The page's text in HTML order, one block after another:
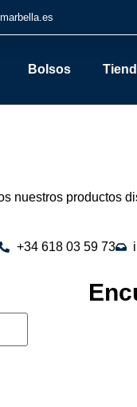
Bolsos
nuestros productos
+34 618 03 59 73